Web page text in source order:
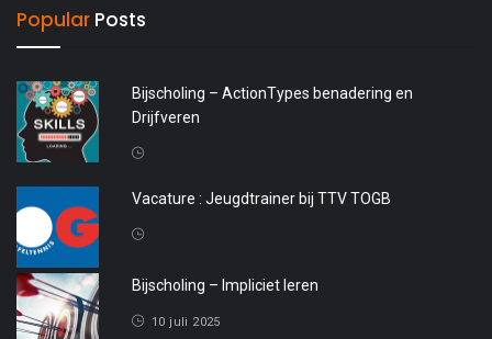
Popular Posts
Bijscholing – ActionTypes benadering en
Drijfveren
Vacature : Jeugdtrainer bij TTV TOGB
Bijscholing – Impliciet leren
10 juli 2025